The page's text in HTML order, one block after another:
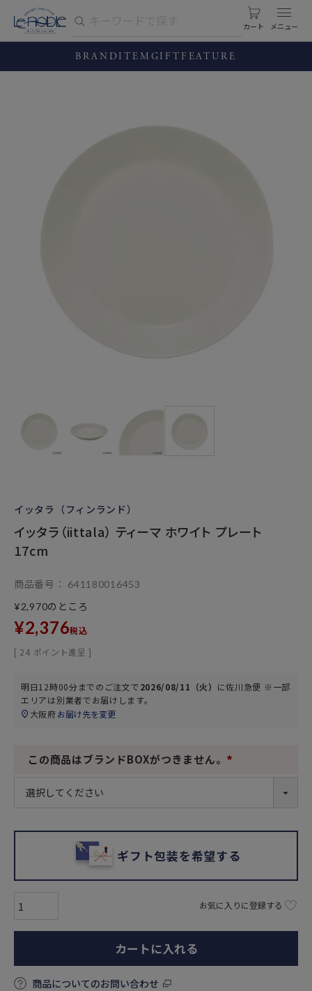
カート
BRANDITEM GIFT FEATURE
イッタラ（フィンランド）
イッタラ（iittala） ティーマ ホワイト プレート
17cm
商品番号
641180016453
¥2,970のところ
¥2,376税込
[ 24 ポイント進呈 ]
明日12時00分までのご注文で2026/08/11（火） に佐川急便 ※一部
エリアは別業者でお届けします。
大阪府お届け先を変更
この商品はブランドBOXがつきません。
ギフト包装を希望する
お気に入りに登録する
カートに入れる
商品についてのお問い合わせ